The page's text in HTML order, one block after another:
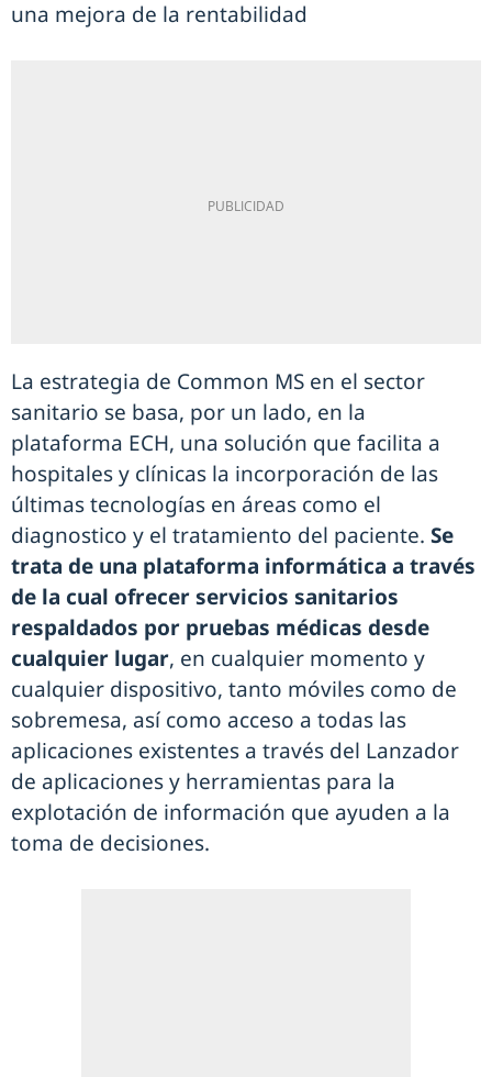
una mejora de la rentabilidad
La estrategia de Common MS en el sector
sanitario se basa, por un lado, en la
plataforma ECH, una solución que facilita a
hospitales y clínicas la incorporación de las
últimas tecnologías en áreas como el
diagnostico y el tratamiento del paciente. Se
trata de una plataforma informática a través
de la cual ofrecer servicios sanitarios
respaldados por pruebas médicas desde
cualquier lugar, en cualquier momento y
cualquier dispositivo, tanto móviles como de
sobremesa, así como acceso a todas las
aplicaciones existentes a través del Lanzador
de aplicaciones y herramientas para la
explotación de información que ayuden a la
toma de decisiones.